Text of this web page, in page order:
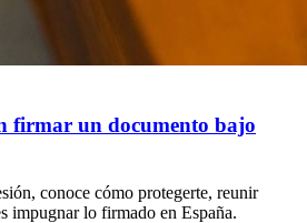
firmar un documento bajo
conoce cómo protegerte, reunir
impugnar lo firmado en España.